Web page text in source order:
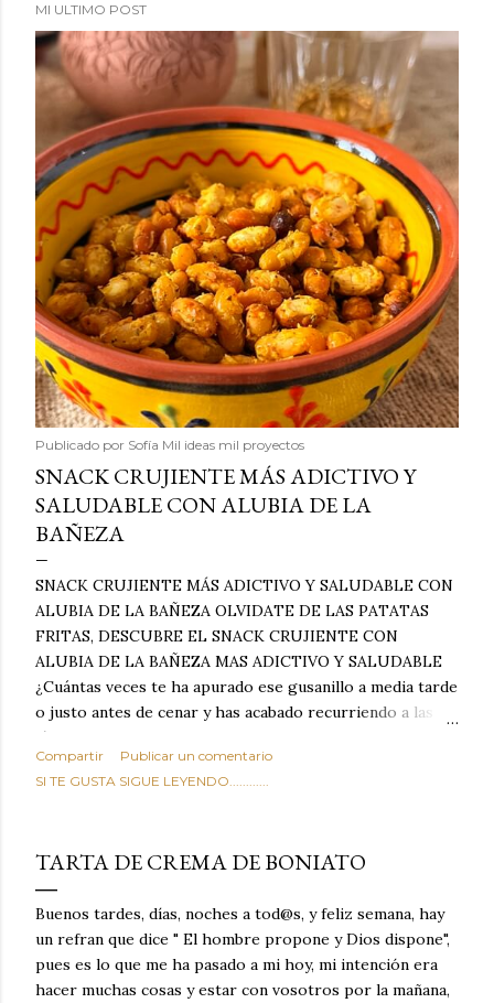
MI ULTIMO POST
Publicado por Sofía Mil ideas mil proyectos
SNACK CRUJIENTE MÁS ADICTIVO Y
SALUDABLE CON ALUBIA DE LA
BAÑEZA
SNACK CRUJIENTE MÁS ADICTIVO Y SALUDABLE CON
ALUBIA DE LA BAÑEZA OLVIDATE DE LAS PATATAS
FRITAS, DESCUBRE EL SNACK CRUJIENTE CON
ALUBIA DE LA BAÑEZA MAS ADICTIVO Y SALUDABLE
¿Cuántas veces te ha apurado ese gusanillo a media tarde
o justo antes de cenar y has acabado recurriendo a las
típicas patatas de bolsa, frutos secos fritos o snacks
ultraprocesados llenos de grasas saturadas y sodio?
Todos hemos estado ahí. Sin embargo, cuidarse no tiene
satisface. Estas alubias crujientes al horno van a cambiar
por completo tu forma de ver las legumbres. Olvídate de
asociar las alubias únicamente a los guisos tradicionales y
copiosos de invierno. Con esta receta simple pero
revolucionaria, transformaremos un ingrediente tan
humilde como la alubia de La Bañeza en un snack ligero,
Compartir
Publicar un comentario
SI TE GUSTA SIGUE LEYENDO............
TARTA DE CREMA DE BONIATO
Buenos tardes, días, noches a tod@s, y feliz semana, hay
un refran que dice " El hombre propone y Dios dispone",
pues es lo que me ha pasado a mi hoy, mi intención era
hacer muchas cosas y estar con vosotros por la mañana,